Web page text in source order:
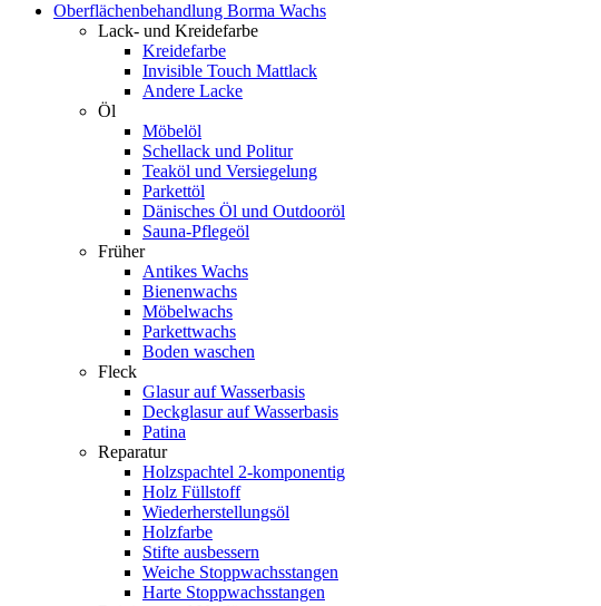
Oberflächenbehandlung Borma Wachs
Lack- und Kreidefarbe
Kreidefarbe
Invisible Touch Mattlack
Andere Lacke
Öl
Möbelöl
Schellack und Politur
Teaköl und Versiegelung
Parkettöl
Dänisches Öl und Outdooröl
Sauna-Pflegeöl
Früher
Antikes Wachs
Bienenwachs
Möbelwachs
Parkettwachs
Boden waschen
Fleck
Glasur auf Wasserbasis
Deckglasur auf Wasserbasis
Patina
Reparatur
Holzspachtel 2-komponentig
Holz Füllstoff
Wiederherstellungsöl
Holzfarbe
Stifte ausbessern
Weiche Stoppwachsstangen
Harte Stoppwachsstangen